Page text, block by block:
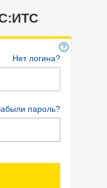
Нет логина?
пароль?